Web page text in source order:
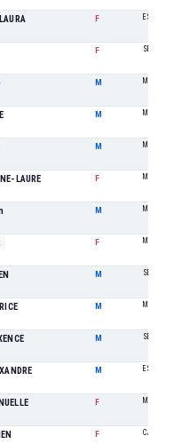
F ES
F SE
M M5
M M2
M M1
LAURE F M2
M M0
F M4
M SE
M M4
M SE
M ES
F M1
F CA